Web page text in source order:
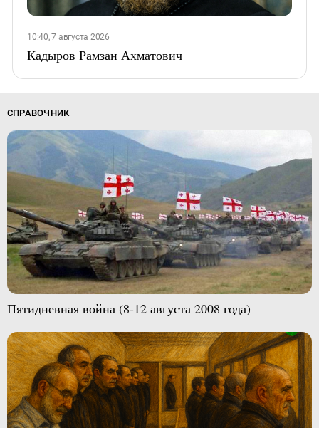
10:40, 7 августа 2026
Кадыров Рамзан Ахматович
СПРАВОЧНИК
Пятидневная война (8-12 августа 2008 года)